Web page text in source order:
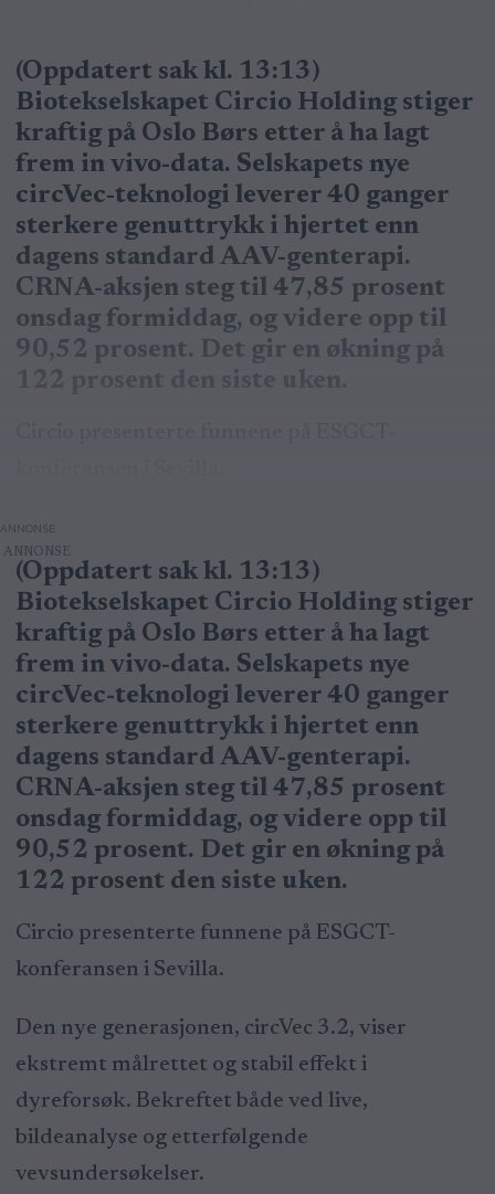
(Oppdatert sak kl. 13:13)
Biotekselskapet Circio Holding stiger
kraftig på Oslo Børs etter å ha lagt
frem in vivo-data. Selskapets nye
circVec-teknologi leverer 40 ganger
sterkere genuttrykk i hjertet enn
dagens standard AAV-genterapi.
CRNA-aksjen steg til 47,85 prosent
onsdag formiddag, og videre opp til
90,52 prosent. Det gir en økning på
122 prosent den siste uken.
ANNONSE
(Oppdatert sak kl. 13:13)
Biotekselskapet Circio Holding stiger
kraftig på Oslo Børs etter å ha lagt
frem in vivo-data. Selskapets nye
circVec-teknologi leverer 40 ganger
sterkere genuttrykk i hjertet enn
dagens standard AAV-genterapi.
CRNA-aksjen steg til 47,85 prosent
onsdag formiddag, og videre opp til
90,52 prosent. Det gir en økning på
122 prosent den siste uken.
Circio presenterte funnene på ESGCT-
konferansen i Sevilla.
Den nye generasjonen, circVec 3.2, viser
ekstremt målrettet og stabil effekt i
dyreforsøk. Bekreftet både ved live,
bildeanalyse og etterfølgende
vevsundersøkelser.